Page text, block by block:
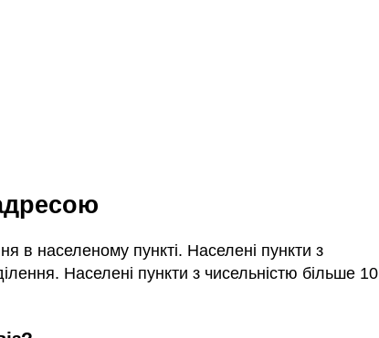
в населеному пункті. Населені пункти з
Населені пункти з чисельністю більше 10